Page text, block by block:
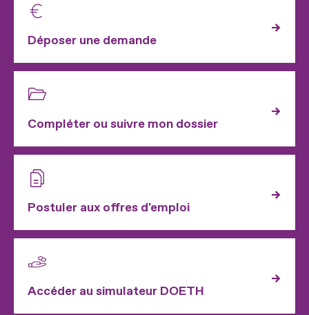
Déposer une demande
Compléter ou suivre mon dossier
Postuler aux offres d'emploi
Accéder au simulateur DOETH